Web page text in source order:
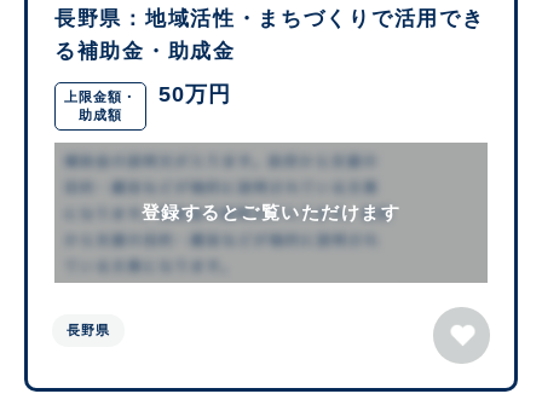
長野県：地域活性・まちづくりで活用でき
る補助金・助成金
上限金額・
助成額
50万円
登録するとご覧いただけます
長野県